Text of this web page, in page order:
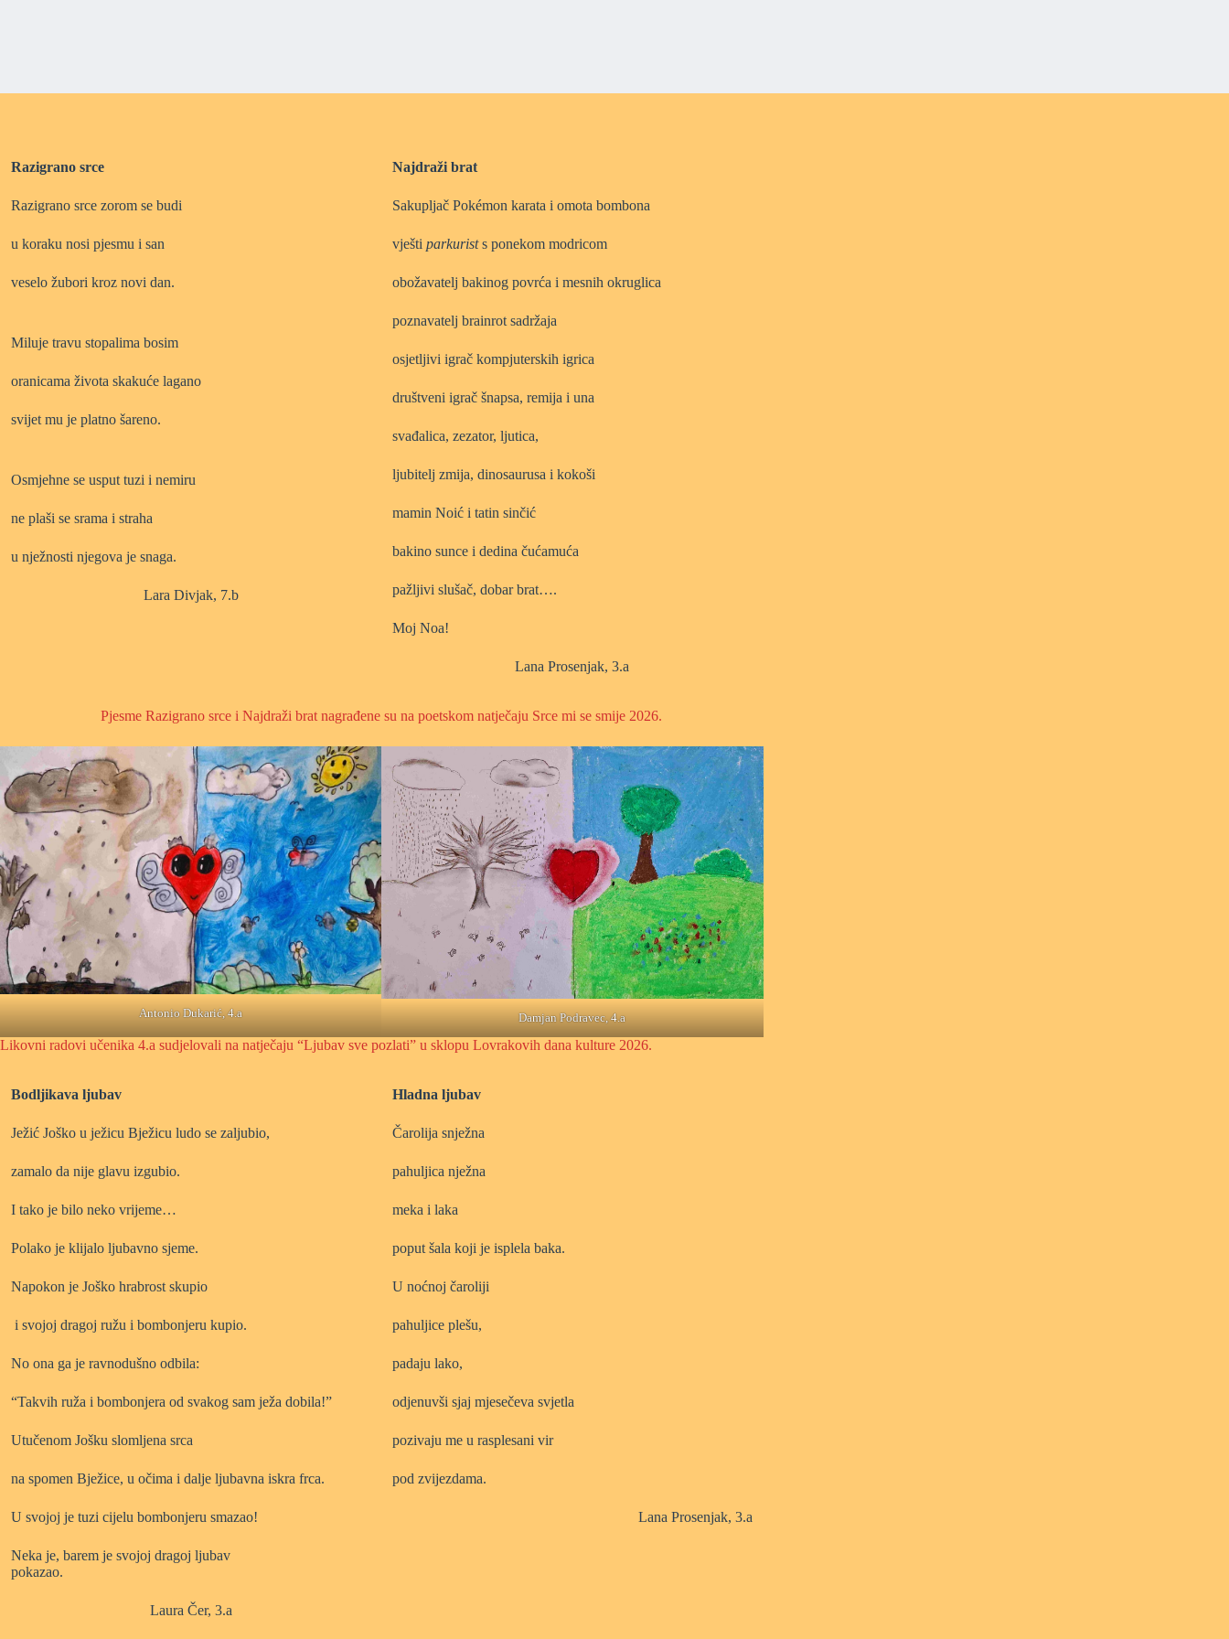
Razigrano srce
Razigrano srce zorom se budi
u koraku nosi pjesmu i san
veselo žubori kroz novi dan.
Miluje travu stopalima bosim
oranicama života skakuće lagano
svijet mu je platno šareno.
Osmjehne se usput tuzi i nemiru
ne plaši se srama i straha
u nježnosti njegova je snaga.
Lara Divjak, 7.b
Najdraži brat
Sakupljač Pokémon karata i omota bombona
vještiparkurists ponekom modricom
obožavatelj bakinog povrća i mesnih okruglica
poznavatelj brainrot sadržaja
osjetljivi igrač kompjuterskih igrica
društveni igrač šnapsa, remija i una
svađalica, zezator, ljutica,
ljubitelj zmija, dinosaurusa i kokoši
mamin Noić i tatin sinčić
bakino sunce i dedina čućamuća
pažljivi slušač, dobar brat….
Moj Noa!
Lana Prosenjak, 3.a
Pjesme Razigrano srce i Najdraži brat nagrađene su na poetskom natječaju Srce mi se smije 2026.
Antonio Dukarić, 4.a Damjan Podravec, 4.a
Likovni radovi učenika 4.a sudjelovali na natječaju “Ljubav sve pozlati” u sklopu Lovrakovih dana kulture 2026.
Bodljikava ljubav
Ježić Joško u ježicu Bježicu ludo se zaljubio,
zamalo da nije glavu izgubio.
I tako je bilo neko vrijeme…
Polako je klijalo ljubavno sjeme.
Napokon je Joško hrabrost skupio
i svojoj dragoj ružu i bombonjeru kupio.
No ona ga je ravnodušno odbila:
“Takvih ruža i bombonjera od svakog sam ježa dobila!”
Utučenom Jošku slomljena srca
na spomen Bježice, u očima i dalje ljubavna iskra frca.
U svojoj je tuzi cijelu bombonjeru smazao!
Neka je, barem je svojoj dragoj ljubav
pokazao.
Laura Čer, 3.a
Hladna ljubav
Čarolija snježna
pahuljica nježna
meka i laka
poput šala koji je isplela baka.
U noćnoj čaroliji
pahuljice plešu,
padaju lako,
odjenuvši sjaj mjesečeva svjetla
pozivaju me u rasplesani vir
pod zvijezdama.
Lana Prosenjak, 3.a